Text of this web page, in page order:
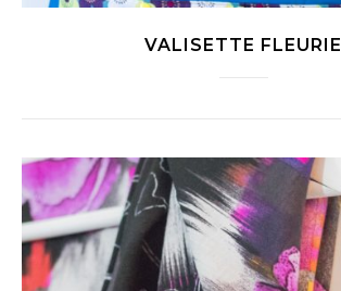
VALISETTE FLEURIE